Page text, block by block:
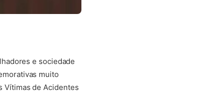
e sociedade
muito
Vítimas de Acidentes